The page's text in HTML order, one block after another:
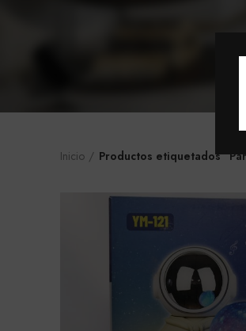
Inicio Productos etiquetados